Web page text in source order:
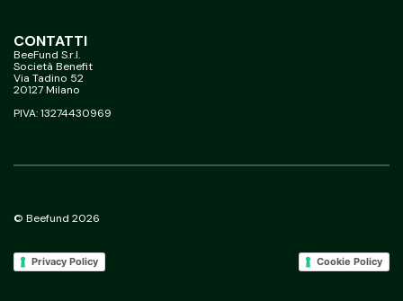
CONTATTI
BeeFund S.r.l.
Società Benefit
Via Tadino 52
20127 Milano
PIVA: 13274430969
© Beefund 2026
Privacy Policy Cookie Policy